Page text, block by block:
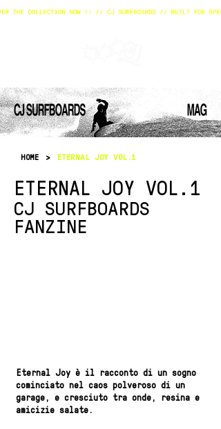
HOME > ETERNAL JOY VOL.1
ETERNAL JOY VOL.1
CJ SURFBOARDS
FANZINE
Eternal Joy è il racconto di un sogno
cominciato nel caos polveroso di un
garage, e cresciuto tra onde, resina e
amicizie salate.